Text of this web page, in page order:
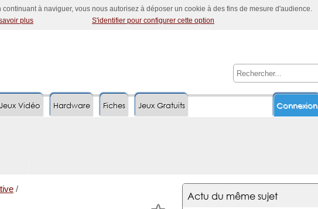
à naviguer, vous nous autorisez à déposer un cookie à des fins de mesure d'audience.
plus
S'identifier pour configurer cette option
Jeux Vidéo Hardware Fiches Connexion
Jeux Gratuits
/
Actu du même sujet